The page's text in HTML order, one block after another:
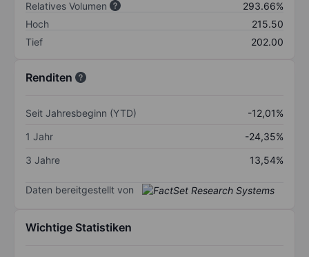
Relatives Volumen
293.66%
Hoch
215.50
Tief
202.00
Renditen
Seit Jahresbeginn (YTD)
-12,01%
1 Jahr
-24,35%
3 Jahre
13,54%
Daten bereitgestellt von
Wichtige Statistiken